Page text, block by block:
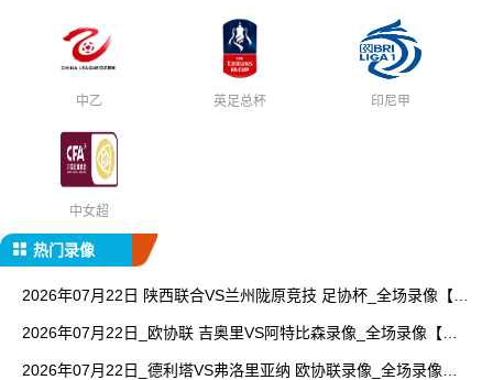
中乙 英足总杯 印尼甲
中女超
热门录像
2026年07月22日 陕西联合VS兰州陇原竞技 足协杯_全场录像【全
2026年07月22日_欧协联 吉奥里VS阿特比森录像_全场录像【全
2026年07月22日_德利塔VS弗洛里亚纳 欧协联录像_全场录像